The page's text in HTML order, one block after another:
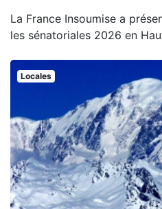
La France Insoumise a
les sénatoriales 2026 en
Locales